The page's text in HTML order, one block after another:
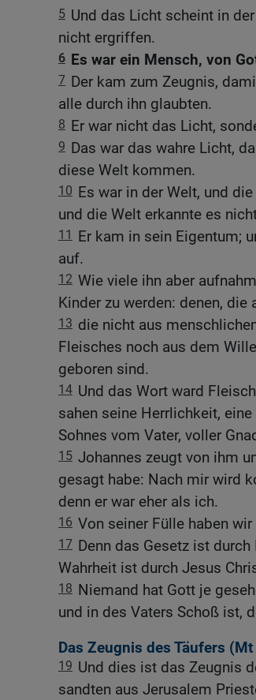
5 Und das Licht scheint in
nicht ergriffen.
6 Es war ein Mensch, von
7 Der kam zum Zeugnis,
alle durch ihn glaubten.
8 Er war nicht das Licht,
9 Das war das wahre Licht,
diese Welt kommen.
10 Es war in der Welt, und
und die Welt erkannte es
11
Er kam in sein Eigentum;
auf.
12 Wie viele ihn aber
Kinder zu werden: denen, die
13 die nicht aus
Fleisches noch aus dem
geboren sind.
14 Und das Wort ward
sahen seine Herrlichkeit,
Sohnes vom Vater, voller
15 Johannes zeugt von ihm
gesagt habe: Nach mir wird
denn er war eher als ich.
16 Von seiner Fülle haben
17 Denn das Gesetz ist
Wahrheit ist durch Jesus
18 Niemand hat Gott je
und in des Vaters Schoß ist,
Das Zeugnis des Täufers (Mt
19 Und dies ist das Zeugnis
sandten aus Jerusalem